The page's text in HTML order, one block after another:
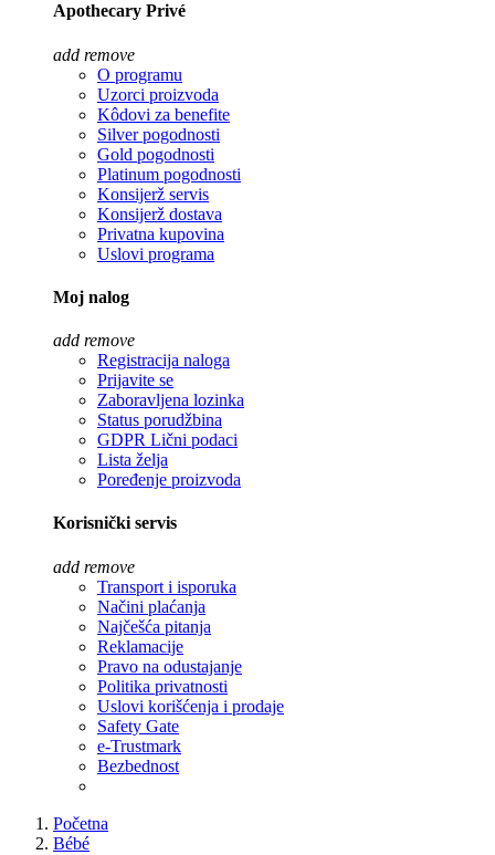
Apothecary Privé
add remove
O programu
Uzorci proizvoda
Kôdovi za benefite
Silver pogodnosti
Gold pogodnosti
Platinum pogodnosti
Konsijerž servis
Konsijerž dostava
Privatna kupovina
Uslovi programa
Moj nalog
add remove
Registracija naloga
Prijavite se
Zaboravljena lozinka
Status porudžbina
GDPR Lični podaci
Lista želja
Poređenje proizvoda
Korisnički servis
add remove
Transport i isporuka
Načini plaćanja
Najčešća pitanja
Reklamacije
Pravo na odustajanje
Politika privatnosti
Uslovi korišćenja i prodaje
Safety Gate
e-Trustmark
Bezbednost
Početna
Bébé